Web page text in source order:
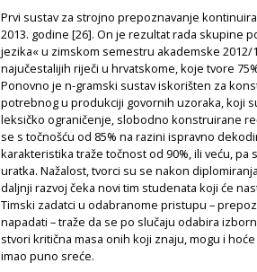
Prvi sustav za strojno prepoznavanje
2013. godine [26]. On je rezultat rada skupine
jezika« u zimskom semestru akademske
najučestalijih riječi u hrvatskome, koje tvore
Ponovno je n-gramski sustav iskorišten za
potrebnog u produkciji govornih uzoraka, koji
leksičko ograničenje, slobodno konstruirane
se s točnošću od 85% na razini ispravno
karakteristika traže točnost od 90%, ili veću,
uratka. Nažalost, tvorci su se nakon
daljnji razvoj čeka novi tim studenata koji će
Timski zadatci u odabranome pristupu –
napadati – traže da se po slučaju odabira
stvori kritična masa onih koji znaju, mogu i
imao puno sreće.